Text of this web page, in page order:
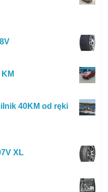
40KM od ręki
XL